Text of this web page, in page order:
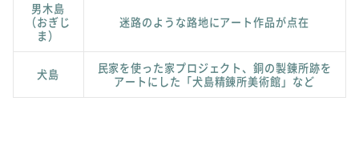
男木島
（おぎじ
ま）
迷路のような路地にアート作品が点在
犬島
民家を使った家プロジェクト、銅の製錬所跡を
アートにした「犬島精錬所美術館」など